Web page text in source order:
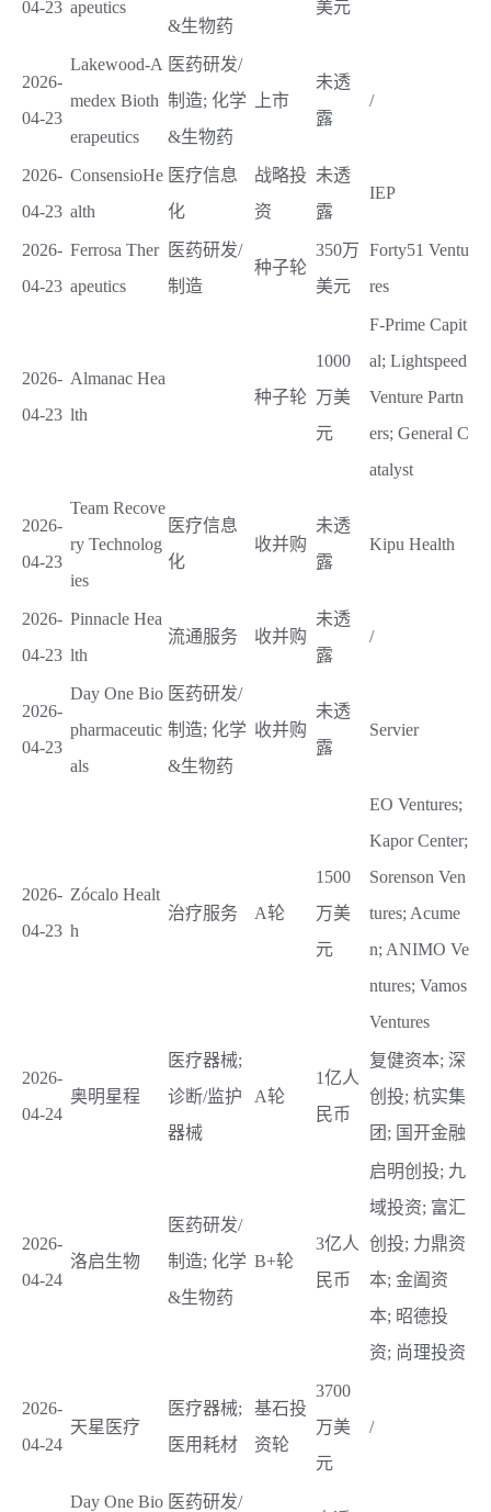
04-23 apeutics
&生物药
美元
2026-
04-23
Lakewood-A
medex Bioth
erapeutics
医药研发/
制造; 化学
&生物药
上市
未透
露
/
2026-
04-23
ConsensioHe
alth
医疗信息
化
战略投
资
未透
露
IEP
2026-
04-23
Ferrosa Ther
apeutics
医药研发/
制造
种子轮
350万
美元
Forty51 Ventu
res
2026-
04-23
Almanac Hea
lth
种子轮
1000
万美
元
F-Prime Capit
al; Lightspeed
Venture Partn
ers; General C
atalyst
2026-
04-23
Team Recove
ry Technolog
ies
医疗信息
化
收并购
未透
露
Kipu Health
2026-
04-23
Pinnacle Hea
lth
流通服务 收并购
未透
露
/
2026-
04-23
Day One Bio
pharmaceutic
als
医药研发/
制造; 化学
&生物药
收并购
未透
露
Servier
2026-
04-23
Zócalo Healt
h
治疗服务 A轮
1500
万美
元
EO Ventures;
Kapor Center;
Sorenson Ven
tures; Acume
n; ANIMO Ve
ntures; Vamos
Ventures
2026-
04-24
奥明星程
医疗器械;
诊断/监护
器械
A轮
1亿人
民币
复健资本; 深
创投; 杭实集
团; 国开金融
2026-
04-24
洛启生物
医药研发/
制造; 化学
&生物药
B+轮
3亿人
民币
启明创投; 九
域投资; 富汇
创投; 力鼎资
本; 金阖资
本; 昭德投
资; 尚理投资
2026-
04-24
天星医疗
医疗器械;
医用耗材
基石投
资轮
3700
万美
元
/
Day One Bio 医药研发/